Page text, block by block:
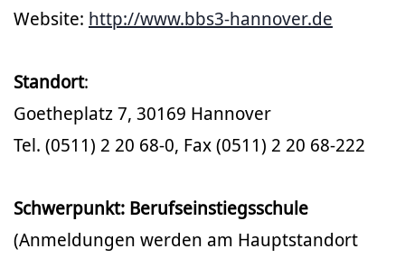
Website: http://www.bbs3-hannover.de
Standort:
Goetheplatz 7, 30169 Hannover
Tel. (0511) 2 20 68-0, Fax (0511) 2 20 68-222
Schwerpunkt: Berufseinstiegsschule
(Anmeldungen werden am Hauptstandort